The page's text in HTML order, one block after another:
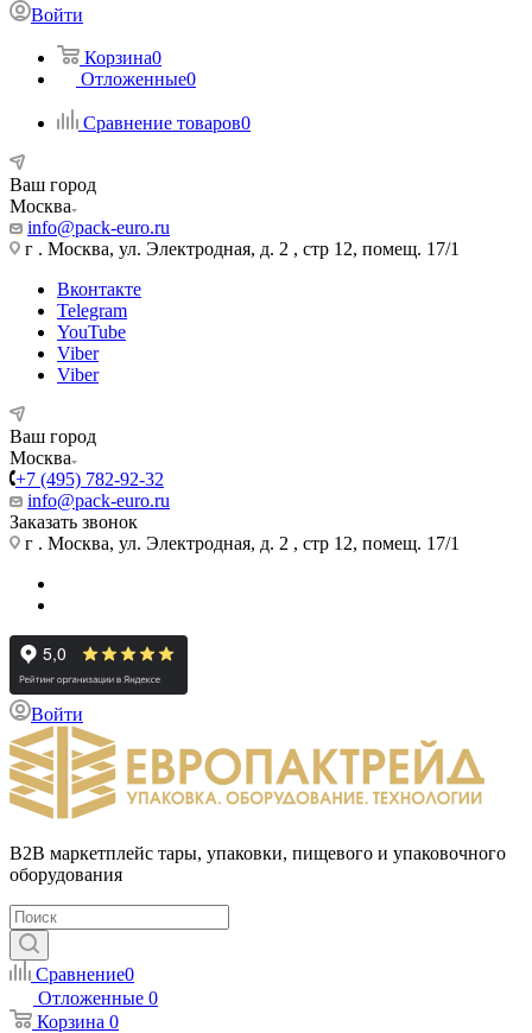
Войти
Корзина0
Отложенные0
Сравнение товаров0
Ваш город
Москва
info@pack-euro.ru
г . Москва, ул. Электродная, д. 2 , стр 12, помещ. 17/1
Вконтакте
Telegram
YouTube
Viber
Viber
Ваш город
Москва
+7 (495) 782-92-32
info@pack-euro.ru
Заказать звонок
г . Москва, ул. Электродная, д. 2 , стр 12, помещ. 17/1
Войти
B2B маркетплейс тары, упаковки, пищевого и упаковочного
оборудования
Сравнение0
Отложенные 0
Корзина 0